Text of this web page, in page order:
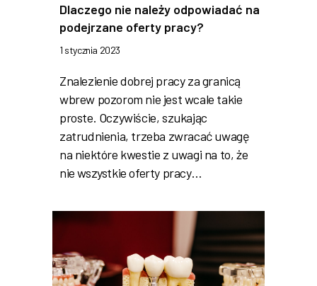
Dlaczego nie należy odpowiadać na
podejrzane oferty pracy?
1 stycznia 2023
Znalezienie dobrej pracy za granicą
wbrew pozorom nie jest wcale takie
proste. Oczywiście, szukając
zatrudnienia, trzeba zwracać uwagę
na niektóre kwestie z uwagi na to, że
nie wszystkie oferty pracy…